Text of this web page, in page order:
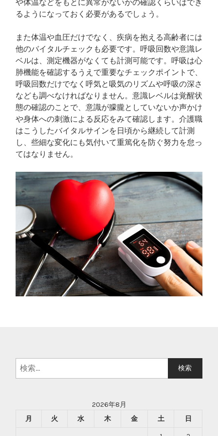
や体温などをもとに異常がないかの確認くらいはでき
るようになっておく必要があるでしょう。
また体温や血圧だけでなく、疾病を抱える高齢者には
他のバイタルチェックも必要です。呼吸回数や意識レ
ベルは、測定機器がなくても計測可能です。呼吸は心
肺機能を確認するうえで重要なチェックポイントで、
呼吸回数だけでなく呼気と吸気のリズムや呼吸の深さ
なども調べなければなりません。意識レベルは覚醒状
態の確認のことで、意識が朦朧としていないか声かけ
や身体への刺激による反応をみて確認します。介護職
はこうしたバイタルサインを日頃から継続して計測
し、些細な変化にも気付いて重篤化を防ぐ努力を怠っ
てはなりません。
検
索:
2026年8月
月
火 水 木 金 土 日